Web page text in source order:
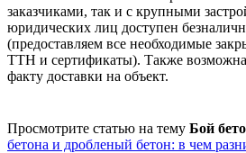
заказчиками, так и с крупными
юридических лиц доступен
(предоставляем все необходимые
ТТН и сертификаты). Также
факту доставки на объект.
Просмотрите статью на тему Бой
бетона и дробленый бетон: в чем